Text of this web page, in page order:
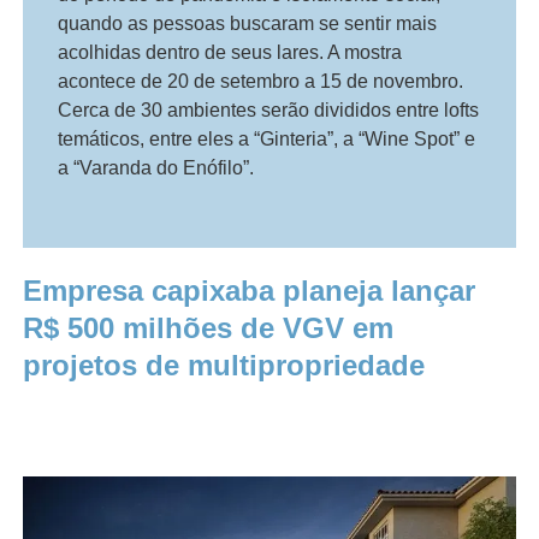
quando as pessoas buscaram se sentir mais
acolhidas dentro de seus lares. A mostra
acontece de 20 de setembro a 15 de novembro.
Cerca de 30 ambientes serão divididos entre lofts
temáticos, entre eles a “Ginteria”, a “Wine Spot” e
a “Varanda do Enófilo”.
Empresa capixaba planeja lançar
R$ 500 milhões de VGV em
projetos de multipropriedade